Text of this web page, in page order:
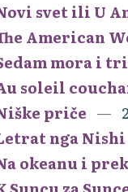
svet ili U
American
mora i
soleil
priče
nga
okeanu i